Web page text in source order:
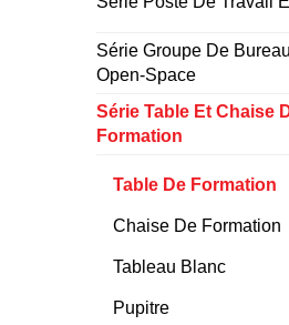
Série Groupe De
Open-Space
Série Table Et Chaise
Formation
Table De Formation
Chaise De Formation
Tableau Blanc
Pupitre